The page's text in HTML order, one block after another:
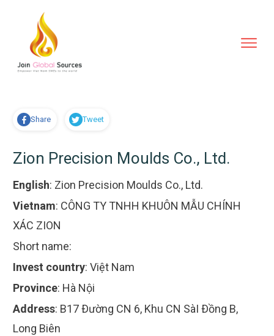
Share Tweet
Zion Precision Moulds Co., Ltd.
English: Zion Precision Moulds Co., Ltd.
Vietnam: CÔNG TY TNHH KHUÔN MẪU CHÍNH
XÁC ZION
Short name:
Invest country: Việt Nam
Province: Hà Nội
Address: B17 Ðường CN 6, Khu CN SàI Ðồng B,
Long Biên